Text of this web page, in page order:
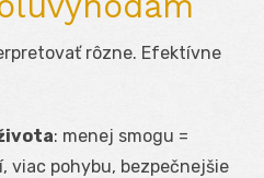
rôzne. Efektívne
: menej smogu =
viac pohybu, bezpečnejšie